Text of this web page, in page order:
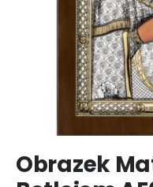
na
początek
Obrazek